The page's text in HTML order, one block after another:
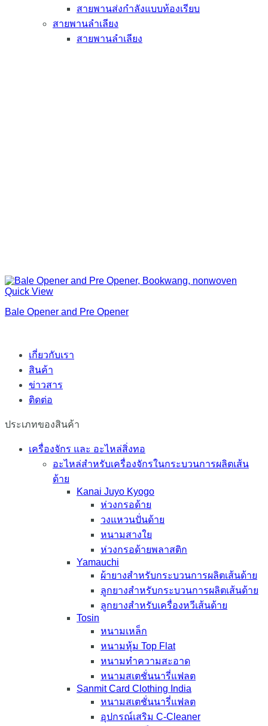
สายพานส่งกำลังแบบท้องเรียบ
สายพานลำเลียง
สายพานลำเลียง
Quick View
Bale Opener and Pre Opener
เกี่ยวกับเรา
สินค้า
ข่าวสาร
ติดต่อ
ประเภทของสินค้า
เครื่องจักร และ อะไหล่สิ่งทอ
อะไหล่สำหรับเครื่องจักรในกระบวนการผลิตเส้น
ด้าย
Kanai Juyo Kyogo
ห่วงกรอด้าย
วงแหวนปั่นด้าย
หนามสางใย
ห่วงกรอด้ายพลาสติก
Yamauchi
ผ้ายางสำหรับกระบวนการผลิตเส้นด้าย
ลูกยางสำหรับกระบวนการผลิตเส้นด้าย
ลูกยางสำหรับเครื่องหวีเส้นด้าย
Tosin
หนามเหล็ก
หนามหุ้ม Top Flat
หนามทำความสะอาด
หนามสเตชั่นนารี่แฟลต
Sanmit Card Clothing India
หนามสเตชั่นนารี่แฟลต
อุปกรณ์เสริม C-Cleaner